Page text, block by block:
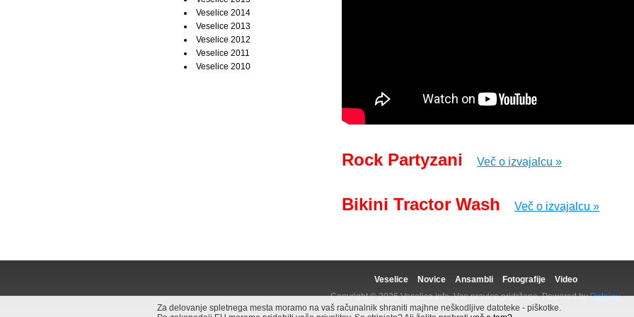
Veselice 2014
Veselice 2013
Veselice 2012
Veselice 2011
Veselice 2010
Rock Partyzani Več o izvajalcu »
Bikini Tractor Wash Več o izvajalcu »
Veselice Novice Ansambli Fotografije
Video
Copyright © 2026 Veselica.info. Vse pravice pridržane. Powered byDatajoy.
Za delovanje spletnega mesta moramo na vaš računalnik shraniti majhne neškodljive datoteke - piškotke.